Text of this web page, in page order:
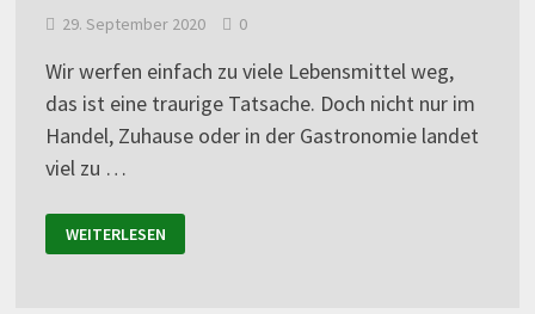
29. September 2020 0
Wir werfen einfach zu viele Lebensmittel weg,
das ist eine traurige Tatsache. Doch nicht nur im
Handel, Zuhause oder in der Gastronomie landet
viel zu …
WEITERLESEN